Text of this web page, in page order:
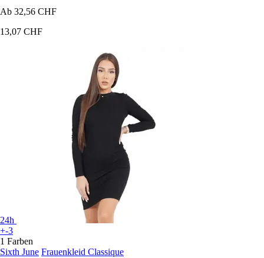
Ab 32,56 CHF
13,07 CHF
24h
+-3
1 Farben
Sixth June Frauenkleid Classique